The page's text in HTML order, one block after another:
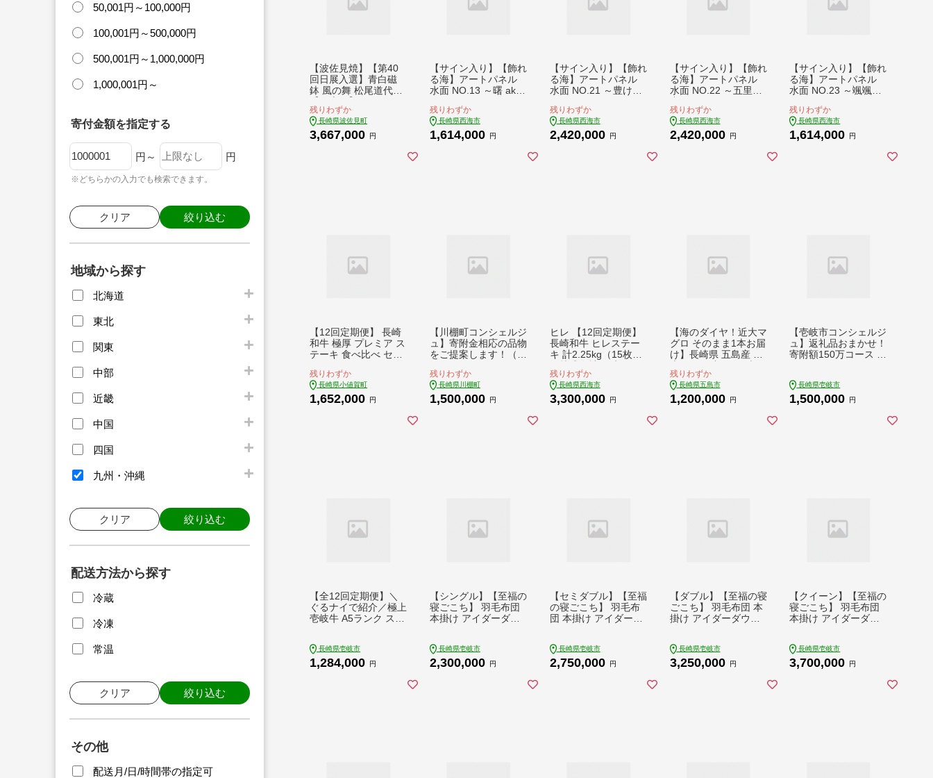
50,001円～100,000円
100,001円～500,000円
500,001円～1,000,000円
1,000,001円～
寄付金額を指定する
円～ 円
※どちらかの入力でも検索できます。
クリア 絞り込む
地域から探す
北海道
東北
関東
中部
近畿
中国
四国
九州・沖縄
クリア 絞り込む
配送方法から探す
冷蔵
冷凍
常温
クリア 絞り込む
その他
配送月/日/時間帯の指定可
【波佐見焼】【第40
回日展入選】青白磁
鉢 風の舞 松尾道代
残りわずか
長崎県波佐見町
3,667,000 円
【サイン入り】【飾れ
る海】アートパネル
水面 NO.13 ～曙 akeb
y Yuji hamamura＞ [C
DH040]
残りわずか
長崎県西海市
1,614,000 円
【サイン入り】【飾れ
る海】アートパネル
水面 NO.21 ～豊けし
KAI by Yuji hamamura
＞ [CDH041]
残りわずか
長崎県西海市
2,420,000 円
【サイン入り】【飾れ
る海】アートパネル
水面 NO.22 ～五里霧
Yuji hamamura＞ [CD
H042]
残りわずか
長崎県西海市
2,420,000 円
【サイン入り】【飾れ
る海】アートパネル
水面 NO.23 ～颯颯た
Yuji hamamura＞ [CD
H043]
残りわずか
長崎県西海市
1,614,000 円
【12回定期便】 長崎
和牛 極厚 プレミア ス
テーキ 食べ比べ セッ
240g×2枚 / ロース芯
ステーキ 約260g×2
枚）《小値賀町》【深
残りわずか
長崎県小値賀町
1,652,000 円
【川棚町コンシェルジ
ュ】寄附金相応の品物
をご提案します！（1
8]
残りわずか
長崎県川棚町
1,500,000 円
ヒレ 【12回定期便】
長崎和牛 ヒレステー
キ 計2.25kg（15枚）
BA013]ひれ 牛肉 ステ
ーキ 希少 お肉 にく
ヒレ ひれ すてーき 黒
残りわずか
長崎県西海市
3,300,000 円
【海のダイヤ！近大マ
グロ そのまま1本お届
け】長崎県 五島産 近
0kg以上！ 鮮魚 赤身
大トロ 中トロ【ツナ
ドリーム五島】 [PES
残りわずか
長崎県五島市
1,200,000 円
【壱岐市コンシェルジ
ュ】返礼品おまかせ！
寄附額150万コース [J
長崎県壱岐市
1,500,000 円
【全12回定期便】＼
ぐるナイで紹介／極上
壱岐牛 A5ランク ステ
g×2枚) （雌）《壱岐
市》【KRAZY MEA
長崎県壱岐市
1,284,000 円
【シングル】【至福の
寝ごこち】 羽毛布団
本掛け アイダーダウ
市》【富士新幸九州】
[JDH078] アイダーダ
長崎県壱岐市
2,300,000 円
【セミダブル】【至福
の寝ごこち】 羽毛布
団 本掛け アイダーダ
岐市》【富士新幸九
州】[JDH079] アイダ
長崎県壱岐市
2,750,000 円
【ダブル】【至福の寝
ごこち】 羽毛布団 本
掛け アイダーダウン×
【富士新幸九州】[JD
H080] アイダーダウン
長崎県壱岐市
3,250,000 円
【クイーン】【至福の
寝ごこち】 羽毛布団
本掛け アイダーダウ
市》【富士新幸九州】
[JDH081] アイダーダ
長崎県壱岐市
3,700,000 円